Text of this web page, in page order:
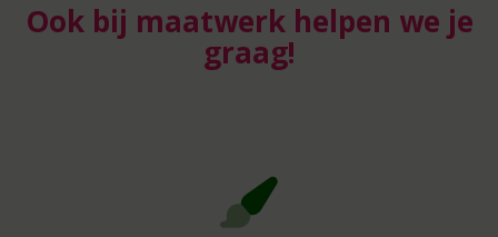
Ook bij maatwerk helpen we je
graag!